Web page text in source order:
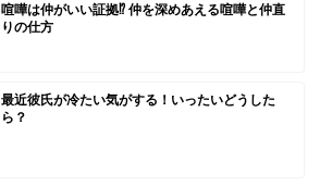
喧嘩は仲がいい証拠⁉︎ 仲を深めあえる喧嘩と仲直
りの仕方
最近彼氏が冷たい気がする！いったいどうした
ら？